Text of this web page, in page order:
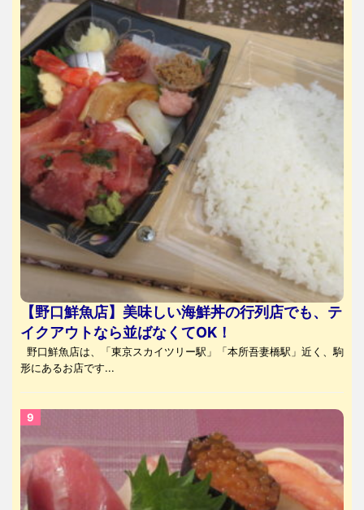
【野口鮮魚店】美味しい海鮮丼の行列店でも、テ
イクアウトなら並ばなくてOK！
野口鮮魚店は、「東京スカイツリー駅」「本所吾妻橋駅」近く、駒
形にあるお店です...